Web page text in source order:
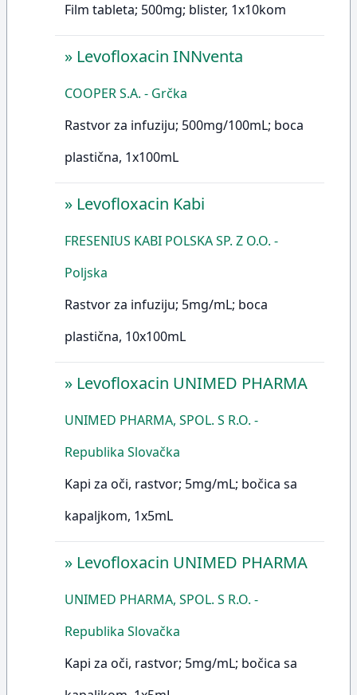
Film tableta; 500mg; blister, 1x10kom
» Levofloxacin INNventa
COOPER S.A. - Grčka
Rastvor za infuziju; 500mg/100mL; boca
plastična, 1x100mL
» Levofloxacin Kabi
FRESENIUS KABI POLSKA SP. Z O.O. -
Poljska
Rastvor za infuziju; 5mg/mL; boca
plastična, 10x100mL
» Levofloxacin UNIMED PHARMA
UNIMED PHARMA, SPOL. S R.O. -
Republika Slovačka
Kapi za oči, rastvor; 5mg/mL; bočica sa
kapaljkom, 1x5mL
» Levofloxacin UNIMED PHARMA
UNIMED PHARMA, SPOL. S R.O. -
Republika Slovačka
Kapi za oči, rastvor; 5mg/mL; bočica sa